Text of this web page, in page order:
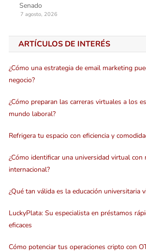
Senado
7 agosto, 2026
ARTÍCULOS DE INTERÉS
¿Cómo una estrategia de email marketing
negocio?
¿Cómo preparan las carreras virtuales a los
mundo laboral?
Refrigera tu espacio con eficiencia y
¿Cómo identificar una universidad virtual con
internacional?
¿Qué tan válida es la educación universitaria
LuckyPlata: Su especialista en préstamos
eficaces
Cómo potenciar tus operaciones cripto con